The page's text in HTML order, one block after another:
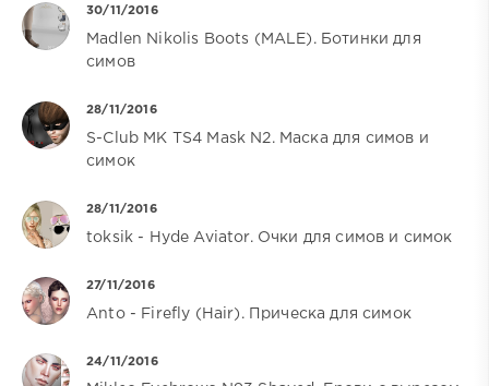
30/11/2016
Madlen Nikolis Boots (MALE). Ботинки для
симов
28/11/2016
S-Club MK TS4 Mask N2. Маска для симов и
симок
28/11/2016
toksik - Hyde Aviator. Очки для симов и симок
27/11/2016
Anto - Firefly (Hair). Прическа для симок
24/11/2016